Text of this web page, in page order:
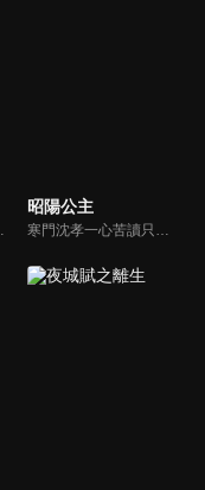
喜冤家，兩人一路揭露層層陰謀的故事。
昭陽公主
寒門沈孝一心苦讀只為入朝為官，查清父親死因，卻意外與昭陽公主李述一夜春風後又被其棄之。不久後他高中狀元，新考鹿鳴宴沈孝面聖，第一道奏疏就是彈劾這位「驕奢淫逸」的公主。兩人從相殺到相惜，相互欣賞生出情愫。從對立到聯手，兩人在並肩對抗的路上，意識到只有國泰民安才能有個人命運的安好 。